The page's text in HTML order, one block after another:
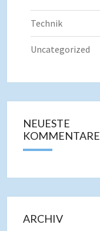
Technik
Uncategorized
NEUESTE
KOMMENTARE
ARCHIV